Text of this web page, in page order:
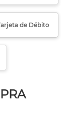
de Débito